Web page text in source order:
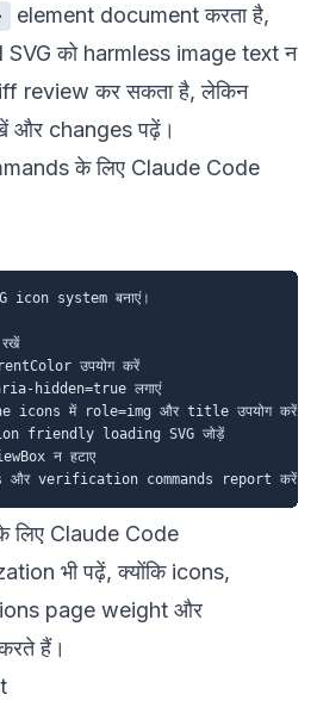
element document करता है,
को harmless image text न
review कर सकता है, लेकिन
और changes पढ़ें।
के लिए Claude Code
icon system बनाएं।
उपयोग करें
hidden=true लगाएं
icons में role=img और title उपयोग करें
friendly loading SVG जोड़ें
न हटाए
लिए Claude Code
भी पढ़ें, क्योंकि icons,
page weight और
हैं।